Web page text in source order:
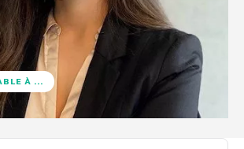
À ...